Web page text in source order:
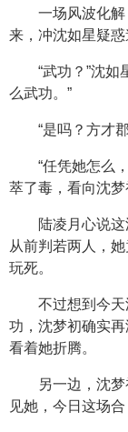
一场风波化
来，冲沈如星疑惑
“武功？”沈
么武功。”
“是吗？方才
“任凭她怎么
萃了毒，看向沈梦
陆凌月心说
从前判若两人，
玩死。
不过想到今
功，沈梦初确实
看着她折腾。
另一边，沈
见她，今日这场合